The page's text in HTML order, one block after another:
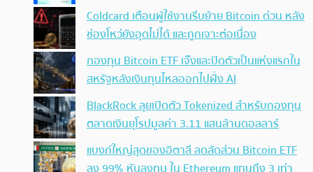
Coldcard เตือนผู้ใช้งานรีบย้าย Bitcoin ด่วน หลัง
ช่องโหว่ยังอุดไม่ได้ และถูกเจาะต่อเนื่อง
กองทุน Bitcoin ETF เจ๊งและปิดตัวเป็นแห่งแรกใน
สหรัฐหลังเงินทุนไหลออกไปฝั่ง AI
BlackRock ลุยเปิดตัว Tokenized สำหรับกองทุน
ตลาดเงินยุโรปมูลค่า 3.11 แสนล้านดอลลาร์
แบงก์ใหญ่สุดของอิตาลี ลดสัดส่วน Bitcoin ETF